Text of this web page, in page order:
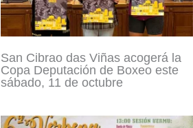
San Cibrao das Viñas acogerá la
Copa Deputación de Boxeo este
sábado, 11 de octubre